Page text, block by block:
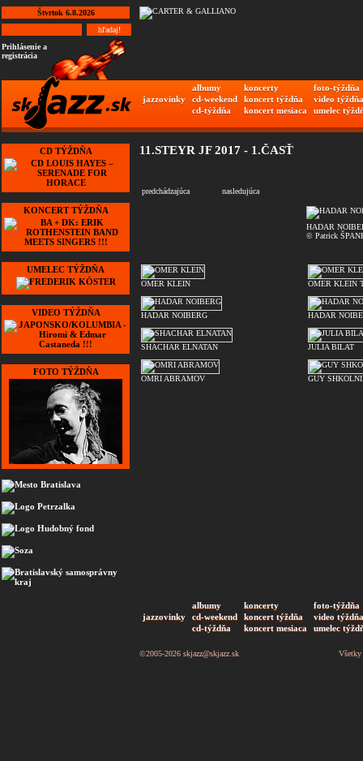
Štvrtok 6.8.2026
Prihlásenie a
registrácia
jazzovinky
albumy koncerty
foto-týždňa
cd-weekend
koncert týždňa
video týždňa
cd-týždňa
koncert mesiaca umelec
CD TÝŽDŇA
KONCERT TÝŽDŇA
UMELEC TÝŽDŇA
VIDEO TÝŽDŇA
FOTO TÝŽDŇA
11.STEYR JF 2017 - 1.ČASŤ
predchádzajúca nasledujúca
HADAR
© Patrick
OMER KLEIN OMER KLEIN
HADAR NOIBERG HADAR
SHACHAR ELNATAN JULIA BILAT
OMRI ABRAMOV GUY
jazzovinky
albumy koncerty
foto-týždňa
cd-weekend
koncert týždňa
video týždňa
cd-týždňa
koncert mesiaca umelec
©2005-2026 skjazz@skjazz.sk Všetky